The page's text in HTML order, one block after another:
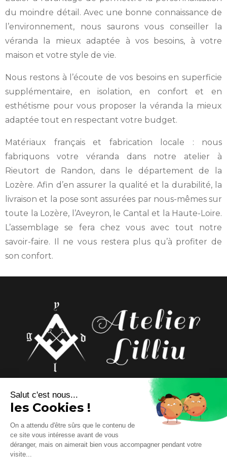
du moindre détail. Avec une bonne connaissance de
l’environnement, nous saurons vous conseiller la
véranda la mieux adaptée à vos besoins, à votre
maison et votre style de vie.
Nous restons à l’écoute de vos besoins en superficie
supplémentaire, en isolation, en confort et en
esthétisme pour vous proposer la véranda la mieux
adaptée tout en respectant votre budget.
Matériaux français et fabrication locale : nous
fabriquons votre véranda dans notre atelier à
Rieutort de Randon, dans le département de la
Lozère. Afin d’en assurer la qualité et la durabilité, la
livraison et la pose sont assurées par nous-mêmes sur
toute la Lozère, l’Aveyron, le Cantal et la Haute-Loire.
L’assemblage se fera chez vous avec tout notre
savoir-faire. Il ne vous restera plus qu’à profiter de
son confort.
Rieutort de Randon,
48700 Monts-de-Randon
atelier.lilliu@wanadoo.fr
Salut c'est nous...
les Cookies !
On a attendu d'être sûrs que le contenu de
ce site vous intéresse avant de vous
déranger, mais on aimerait bien vous accompagner pendant votre
visite...